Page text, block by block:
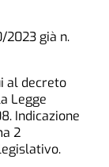
2023 già n.
al decreto
Legge
Indicazione
2